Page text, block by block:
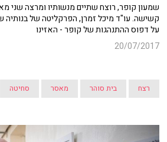
שמעון קופר, רוצח שתיים מנשותיו ומרצה שני
קשישה. עו"ד מיכל זמרן, הפרקליטה של
על דפוס ההתנהגות של קופר - האזינו
20/07/2017
רצח בית סוהר מאסר סחיטה